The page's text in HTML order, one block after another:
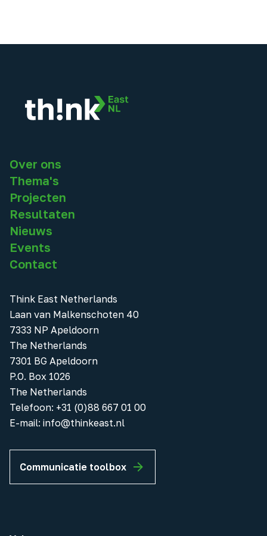
Over ons
Thema's
Projecten
Resultaten
Nieuws
Events
Contact
Think East Netherlands
Laan van Malkenschoten 40
7333 NP Apeldoorn
The Netherlands
7301 BG Apeldoorn
P.O. Box 1026
The Netherlands
Telefoon: +31 (0)88 667 01 00
E-mail: info@thinkeast.nl
Communicatie toolbox